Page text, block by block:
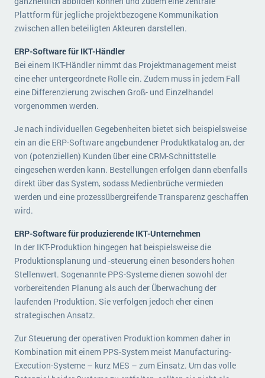
Plattform für jegliche projektbezogene Kommunikation
zwischen allen beteiligten Akteuren darstellen.
ERP-Software für IKT-Händler
Bei einem IKT-Händler nimmt das Projektmanagement meist
eine eher untergeordnete Rolle ein. Zudem muss in jedem Fall
eine Differenzierung zwischen Groß- und Einzelhandel
vorgenommen werden.
Je nach individuellen Gegebenheiten bietet sich beispielsweise
ein an die ERP-Software angebundener Produktkatalog an, der
von (potenziellen) Kunden über eine CRM-Schnittstelle
eingesehen werden kann. Bestellungen erfolgen dann ebenfalls
direkt über das System, sodass Medienbrüche vermieden
werden und eine prozessübergreifende Transparenz geschaffen
wird.
ERP-Software für produzierende IKT-Unternehmen
In der IKT-Produktion hingegen hat beispielsweise die
Produktionsplanung und -steuerung einen besonders hohen
Stellenwert. Sogenannte PPS-Systeme dienen sowohl der
vorbereitenden Planung als auch der Überwachung der
laufenden Produktion. Sie verfolgen jedoch eher einen
strategischen Ansatz.
Zur Steuerung der operativen Produktion kommen daher in
Kombination mit einem PPS-System meist Manufacturing-
Execution-Systeme – kurz MES – zum Einsatz. Um das volle